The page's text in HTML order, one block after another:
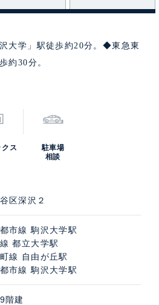
大学」駅徒歩約20分。◆東急東
約30分。
ス
駐車場
相談
区深沢２
市線 駒沢大学駅
都立大学駅
線 自由が丘駅
市線 駒沢大学駅
階建